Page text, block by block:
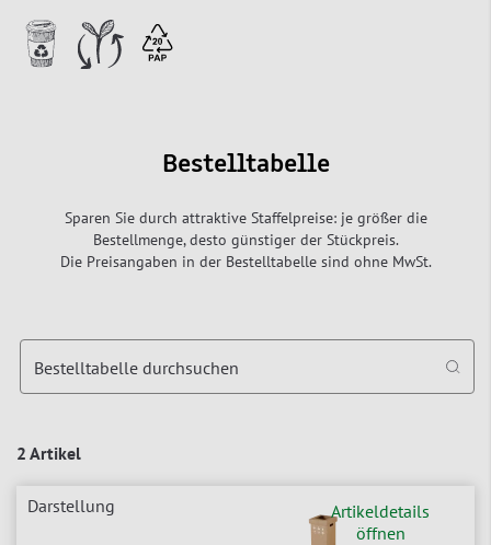
Bestelltabelle
Sparen Sie durch attraktive Staffelpreise: je größer die
Bestellmenge, desto günstiger der Stückpreis.
Die Preisangaben in der Bestelltabelle sind ohne MwSt.
2 Artikel
Bestelltabelle durchsuchen
Artikeldetails
öffnen